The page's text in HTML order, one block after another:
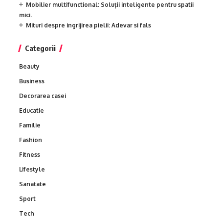
Mobilier multifunctional: Soluții inteligente pentru spatii
mici.
Mituri despre ingrijirea pielii: Adevar si fals
Categorii
Beauty
Business
Decorarea casei
Educatie
Familie
Fashion
Fitness
Lifestyle
Sanatate
Sport
Tech